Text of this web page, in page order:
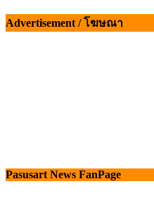
Advertisement / โฆษณา
Pasusart News FanPage